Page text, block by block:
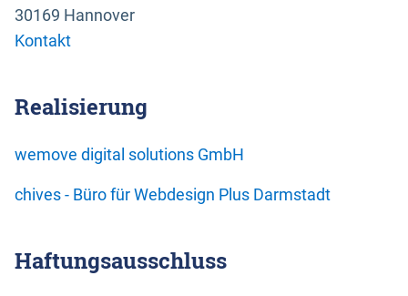
30169 Hannover
Kontakt
Realisierung
wemove digital solutions GmbH
chives - Büro für Webdesign Plus Darmstadt
Haftungsausschluss